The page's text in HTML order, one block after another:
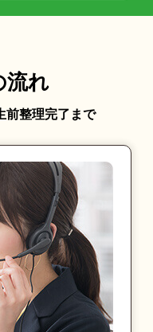
流れ
前整理完了まで